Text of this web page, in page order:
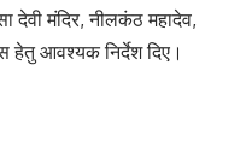
देवी मंदिर, नीलकंठ महादेव,
हेतु आवश्यक निर्देश दिए।